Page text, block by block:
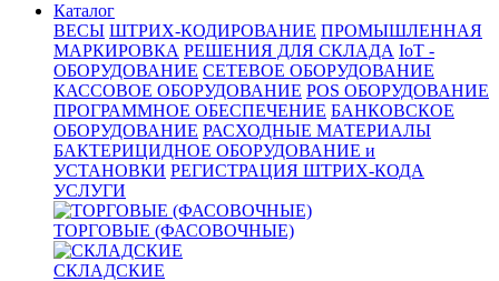
Каталог
ВЕСЫ ШТРИХ-КОДИРОВАНИЕ ПРОМЫШЛЕННАЯ
МАРКИРОВКА РЕШЕНИЯ ДЛЯ СКЛАДА IoT -
ОБОРУДОВАНИЕ СЕТЕВОЕ ОБОРУДОВАНИЕ
КАССОВОЕ ОБОРУДОВАНИЕ POS ОБОРУДОВАНИЕ
ПРОГРАММНОЕ ОБЕСПЕЧЕНИЕ БАНКОВСКОЕ
ОБОРУДОВАНИЕ РАСХОДНЫЕ МАТЕРИАЛЫ
БАКТЕРИЦИДНОЕ ОБОРУДОВАНИЕ и
УСТАНОВКИ РЕГИСТРАЦИЯ ШТРИХ-КОДА
УСЛУГИ
ТОРГОВЫЕ (ФАСОВОЧНЫЕ)
СКЛАДСКИЕ